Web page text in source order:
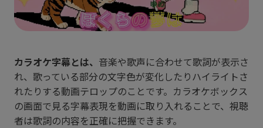
カラオケ字幕とは、 音楽や歌声に合わせて歌詞が表示さ
れ、歌っている部分の文字色が変化したりハイライトさ
れたりする動画テロップのことです。カラオケボックス
の画面で見る字幕表現を動画に取り入れることで、視聴
者は歌詞の内容を正確に把握できます。